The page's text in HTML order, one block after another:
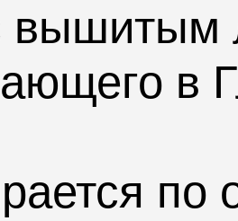
вышитым
в
по